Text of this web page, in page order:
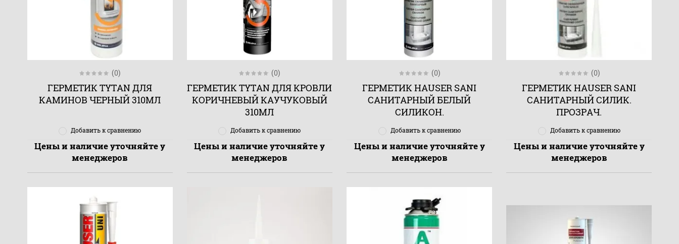
(0)
ГЕРМЕТИК TYTAN ДЛЯ
КАМИНОВ ЧЕРНЫЙ 310МЛ
Добавить к сравнению
Цены и наличие уточняйте у
менеджеров
(0)
ГЕРМЕТИК TYTAN ДЛЯ КРОВЛИ
КОРИЧНЕВЫЙ КАУЧУКОВЫЙ
310МЛ
Добавить к сравнению
Цены и наличие уточняйте у
менеджеров
(0)
ГЕРМЕТИК HAUSER SANI
САНИТАРНЫЙ БЕЛЫЙ
СИЛИКОН.
Добавить к сравнению
Цены и наличие уточняйте у
менеджеров
(0)
ГЕРМЕТИК HAUSER SANI
САНИТАРНЫЙ СИЛИК.
ПРОЗРАЧ.
Добавить к сравнению
Цены и наличие уточняйте у
менеджеров